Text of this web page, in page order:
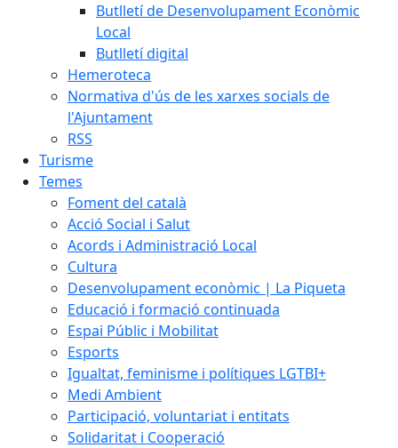
Butlletí de Desenvolupament Econòmic
Local
Butlletí digital
Hemeroteca
Normativa d'ús de les xarxes socials de
l'Ajuntament
RSS
Turisme
Temes
Foment del català
Acció Social i Salut
Acords i Administració Local
Cultura
Desenvolupament econòmic | La Piqueta
Educació i formació continuada
Espai Públic i Mobilitat
Esports
Igualtat, feminisme i polítiques LGTBI+
Medi Ambient
Participació, voluntariat i entitats
Solidaritat i Cooperació